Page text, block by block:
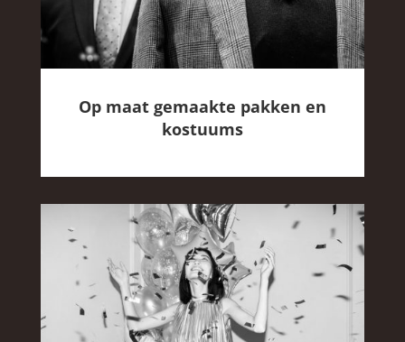
Op maat gemaakte pakken en
kostuums